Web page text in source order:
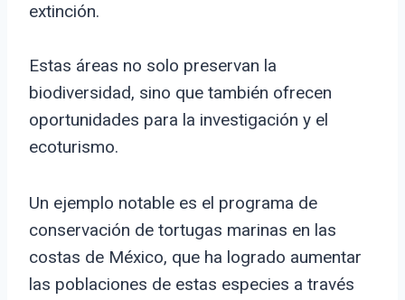
extinción.
Estas áreas no solo preservan la
biodiversidad, sino que también ofrecen
oportunidades para la investigación y el
ecoturismo.
Un ejemplo notable es el programa de
conservación de tortugas marinas en las
costas de México, que ha logrado aumentar
las poblaciones de estas especies a través